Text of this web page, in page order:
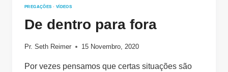
PREGAÇÕES · VÍDEOS
De dentro para fora
Pr. Seth Reimer 15 Novembro, 2020
Por vezes pensamos que certas situações são